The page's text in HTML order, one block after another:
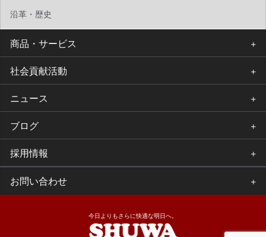
沿革・歴史
商品・サービス
社会貢献活動
ニュース
ブログ
採用情報
お問い合わせ
今日よりもさらに快適な明日へ。